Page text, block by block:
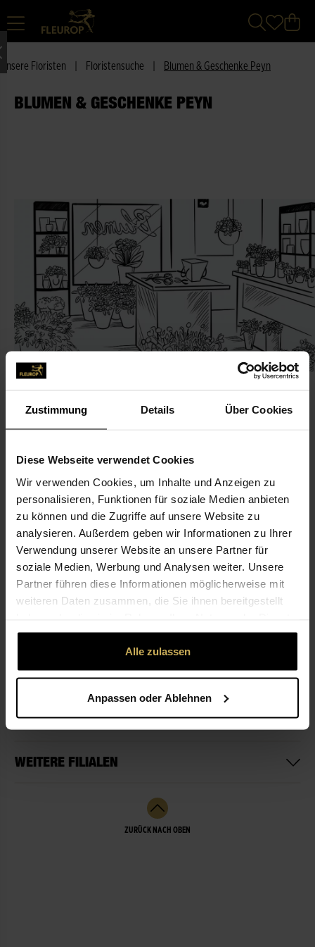
Zustimmung Details Über Cookies
Diese Webseite verwendet Cookies
Wir verwenden Cookies, um Inhalte und Anzeigen zu
personalisieren, Funktionen für soziale Medien anbieten
zu können und die Zugriffe auf unsere Website zu
analysieren. Außerdem geben wir Informationen zu Ihrer
Verwendung unserer Website an unsere Partner für
soziale Medien, Werbung und Analysen weiter. Unsere
Partner führen diese Informationen möglicherweise mit
weiteren Daten zusammen, die Sie ihnen bereitgestellt
gesammelt haben.
Alle zulassen
Anpassen oder Ablehnen
Unsere Floristen Floristensuche Blumen & Geschenke Peyn
BLUMEN & GESCHENKE PEYN
KONTAKT
Blumen & Geschenke Peyn
Peyn Dierk
Rosenstr. 30
25566 Lägerdorf
04828-91 73
info@blumen-peyn.de
ÖFFNUNGSZEITEN
LEISTUNGEN
WEITERE FILIALEN
ZURÜCK NACH OBEN